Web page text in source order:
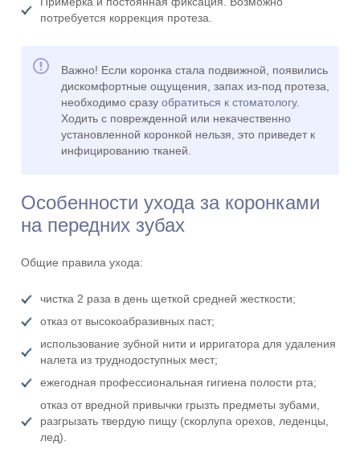
потребуется коррекция протеза.
Важно! Если коронка стала подвижной, появились
дискомфортные ощущения, запах из-под протеза,
необходимо сразуобратиться к стоматологу.
Ходить с поврежденной или некачественно
установленной коронкой нельзя, это приведет к
инфицированию тканей.
Особенности ухода за коронками
на передних зубах
Общие правила ухода:
чистка 2 раза в день щеткой средней жесткости;
отказ от высокоабразивных паст;
использование зубной нити и ирригатора для удаления
налета из труднодоступных мест;
ежегодная профессиональная гигиена полости рта;
отказ от вредной привычки грызть предметы зубами,
разгрызать твердую пищу (скорлупа орехов, леденцы,
лед).